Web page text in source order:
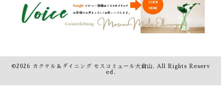
©2026 カクテル＆ダイニング モスコミュール大倉山 . All Rights Reserv
ed.